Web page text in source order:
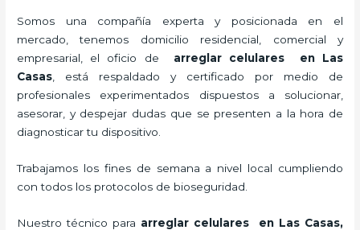
Somos una compañía experta y posicionada en el
mercado, tenemos domicilio residencial, comercial y
empresarial, el oficio de arreglar celulares en Las
Casas , está respaldado y certificado por medio de
profesionales experimentados dispuestos a solucionar,
asesorar, y despejar dudas que se presenten a la hora de
diagnosticar tu dispositivo.
Trabajamos los fines de semana a nivel local cumpliendo
con todos los protocolos de bioseguridad.
Nuestro técnico para arreglar celulares en Las Casas,